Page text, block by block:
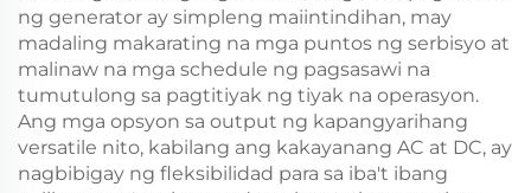
ng generator ay simpleng maiintindihan, may
madaling makarating na mga puntos ng serbisyo at
malinaw na mga schedule ng pagsasawi na
tumutulong sa pagtitiyak ng tiyak na operasyon.
Ang mga opsyon sa output ng kapangyarihang
versatile nito, kabilang ang kakayanang AC at DC, ay
nagbibigay ng fleksibilidad para sa iba't ibang